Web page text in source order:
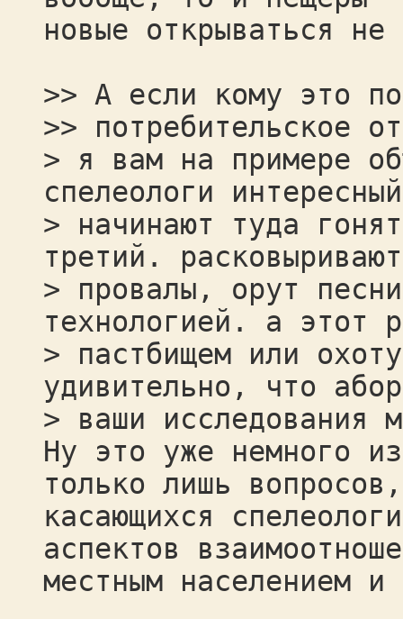
новые открываться не
>> А если кому это
>> потребительское
> я вам на примере
спелеологи
> начинают туда
третий.
> провалы, орут
технологией. а этот
> пастбищем или
удивительно, что
> ваши исследования
Ну это уже немного
только лишь вопросов,
касающихся
аспектов
местным населением и